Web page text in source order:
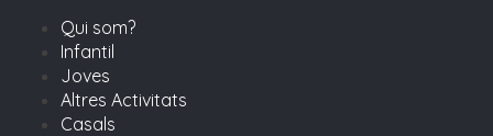
Qui som?
Infantil
Joves
Altres Activitats
Casals